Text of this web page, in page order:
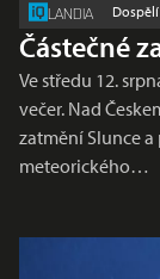
LANDIA Dospělí
Částečné
Ve středu 12.
večer. Nad
zatmění Slunce
meteorického…